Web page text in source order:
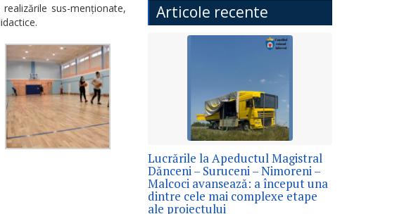
sus-menționate,
Articole recente
Lucrările la Apeductul Magistral
Dănceni – Suruceni – Nimoreni –
Malcoci avansează: a început una
dintre cele mai complexe etape
ale proiectului